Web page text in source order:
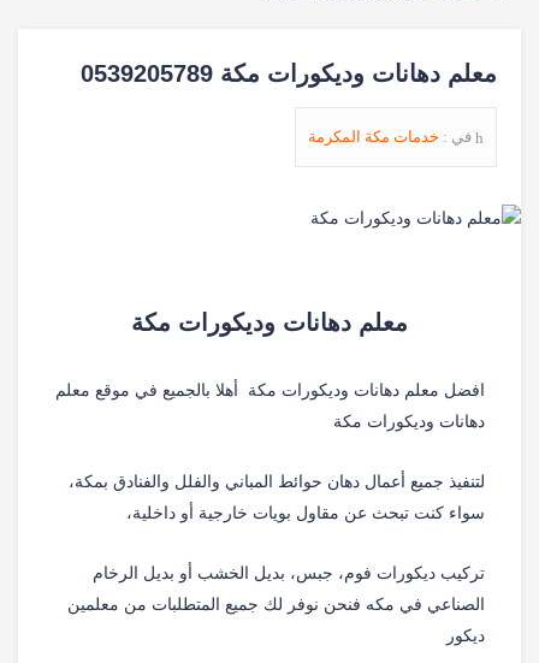
معلم دهانات وديكورات مكة 0539205789
في : خدمات مكة المكرمة
معلم دهانات وديكورات مكة
افضل معلم دهانات وديكورات مكة أهلا بالجميع في موقع معلم
دهانات وديكورات مكة
لتنفيذ جميع أعمال دهان حوائط المباني والفلل والفنادق بمكة،
سواء كنت تبحث عن مقاول بويات خارجية أو داخلية،
تركيب ديكورات فوم، جبس، بديل الخشب أو بديل الرخام
الصناعي في مكه فنحن نوفر لك جميع المتطلبات من معلمين
ديكور